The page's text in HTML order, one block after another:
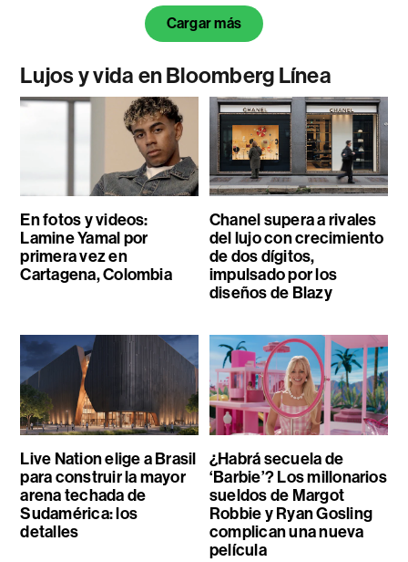
Cargar más
Lujos y vida en Bloomberg Línea
En fotos y videos:
Lamine Yamal por
primera vez en
Cartagena, Colombia
Chanel supera a rivales
del lujo con crecimiento
de dos dígitos,
impulsado por los
diseños de Blazy
Live Nation elige a Brasil
para construir la mayor
arena techada de
Sudamérica: los
detalles
¿Habrá secuela de
‘Barbie’? Los millonarios
sueldos de Margot
Robbie y Ryan Gosling
complican una nueva
película